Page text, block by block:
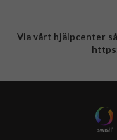
Integritetspolicy
Via vårt hjälpcenter